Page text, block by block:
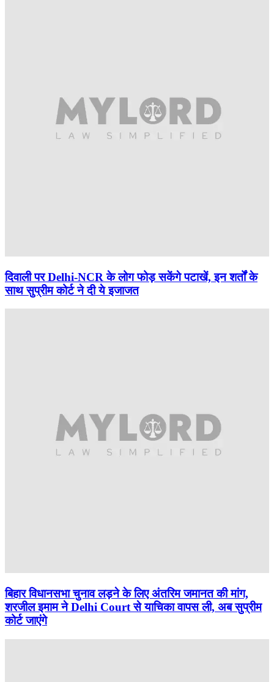
दिवाली पर Delhi-NCR के लोग फोड़ सकेंगे पटाखें, इन शर्तों के
साथ सुप्रीम कोर्ट ने दी ये इजाजत
बिहार विधानसभा चुनाव लड़ने के लिए अंतरिम जमानत की मांग,
शरजील इमाम ने Delhi Court से याचिका वापस ली, अब सुप्रीम
कोर्ट जाएंगे